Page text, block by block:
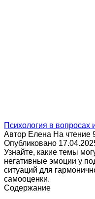
Психология в вопросах
Автор Елена На чтение
Опубликовано
Узнайте, какие темы
негативные эмоции у
ситуаций для
самооценки.
Содержание